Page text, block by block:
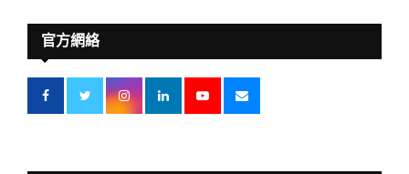
官方網絡